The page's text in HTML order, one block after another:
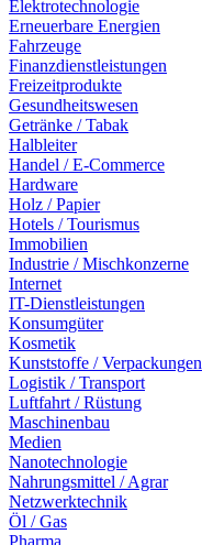
Elektrotechnologie
Erneuerbare Energien
Fahrzeuge
Finanzdienstleistungen
Freizeitprodukte
Gesundheitswesen
Getränke / Tabak
Halbleiter
Handel / E-Commerce
Hardware
Holz / Papier
Hotels / Tourismus
Immobilien
Industrie / Mischkonzerne
Internet
IT-Dienstleistungen
Konsumgüter
Kosmetik
Kunststoffe / Verpackungen
Logistik / Transport
Luftfahrt / Rüstung
Maschinenbau
Medien
Nanotechnologie
Nahrungsmittel / Agrar
Netzwerktechnik
Öl / Gas
Pharma